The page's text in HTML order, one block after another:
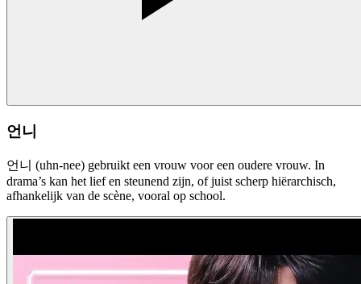
언니
언니 (uhn-nee) gebruikt een vrouw voor een oudere vrouw. In
drama’s kan het lief en steunend zijn, of juist scherp hiërarchisch,
afhankelijk van de scène, vooral op school.